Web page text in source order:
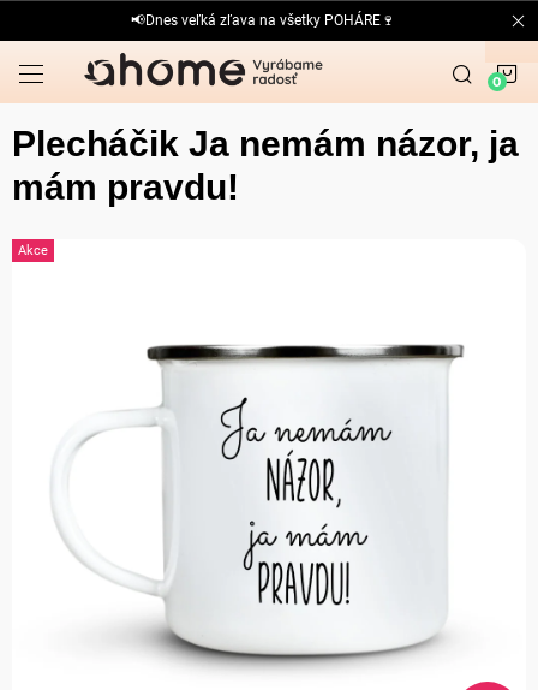
na
obsah
📢Dnes veľká zľava na všetky POHÁRE🍷
Plecháčik Ja nemám názor, ja
mám pravdu!
Akce